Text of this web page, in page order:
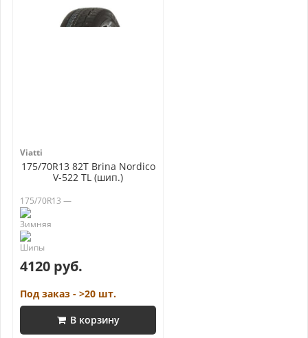
Viatti
175/70R13 82T Brina Nordico
V-522 TL (шип.)
175/70R13 —
4120 руб.
Под заказ - >20 шт.
В корзину